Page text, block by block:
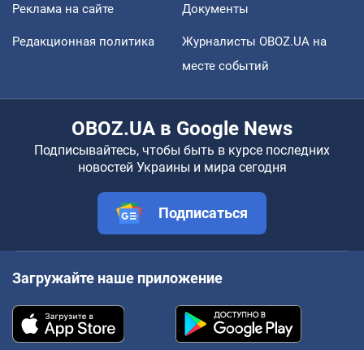
Реклама на сайте Документы
Редакционная политика
Журналисты OBOZ.UA на
месте событий
OBOZ.UA в Google News
Подписывайтесь, чтобы быть в курсе последних
новостей Украины и мира сегодня
Подписаться
Загружайте наше приложение